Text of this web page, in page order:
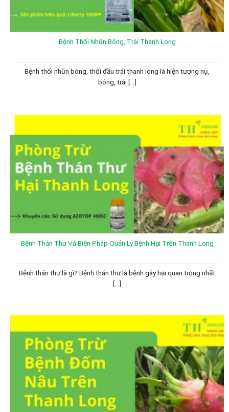
Bệnh Thối Nhũn Bông, Trái Thanh Long
Bệnh thối nhũn bông, thối đầu trái thanh long là hiện tượng nụ,
bông, trái [...]
Bệnh Thán Thư Và Biện Pháp Quản Lý Bệnh Hại Trên Thanh Long
Bệnh thán thư là gì? Bệnh thán thư là bệnh gây hại quan trọng nhất
[...]